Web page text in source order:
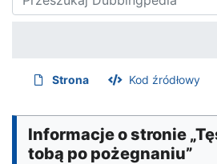
Strona Kod źródłowy
Informacje o stronie
tobą po pożegnaniu”